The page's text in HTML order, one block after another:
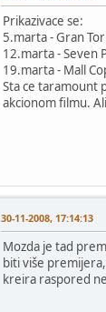
Prikazivace se:
5.marta - Gran
12.marta - Seven
19.marta - Mall
Sta ce taramount
akcionom filmu.
30-11-2008, 17:14:13
Mozda je tad
biti više
kreira raspored